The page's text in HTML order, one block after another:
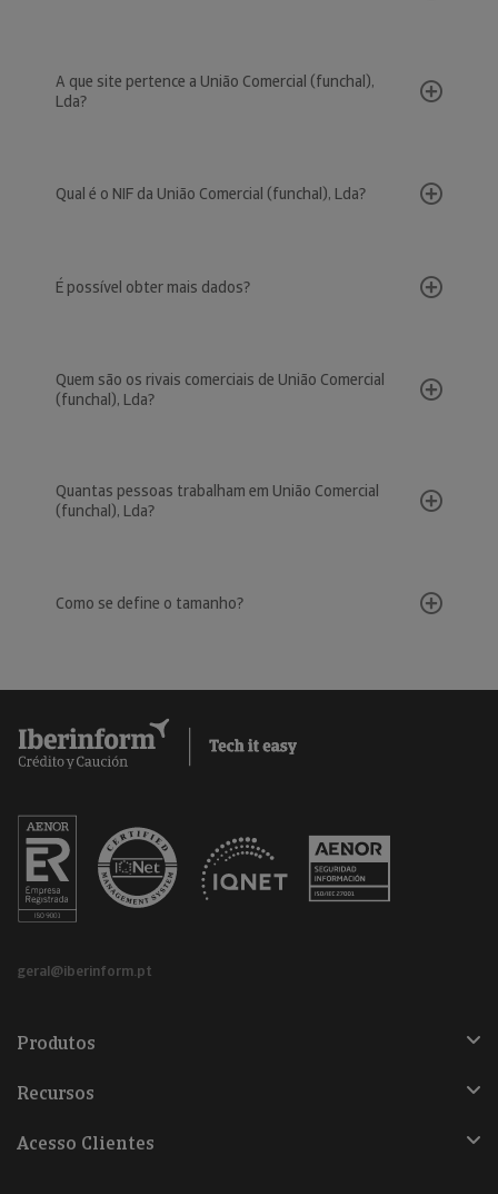
A que site pertence a União Comercial (funchal),
Lda?
Qual é o NIF da União Comercial (funchal), Lda?
É possível obter mais dados?
Quem são os rivais comerciais de União Comercial
(funchal), Lda?
Quantas pessoas trabalham em União Comercial
(funchal), Lda?
Como se define o tamanho?
geral@iberinform.pt
Produtos
Recursos
Acesso Clientes